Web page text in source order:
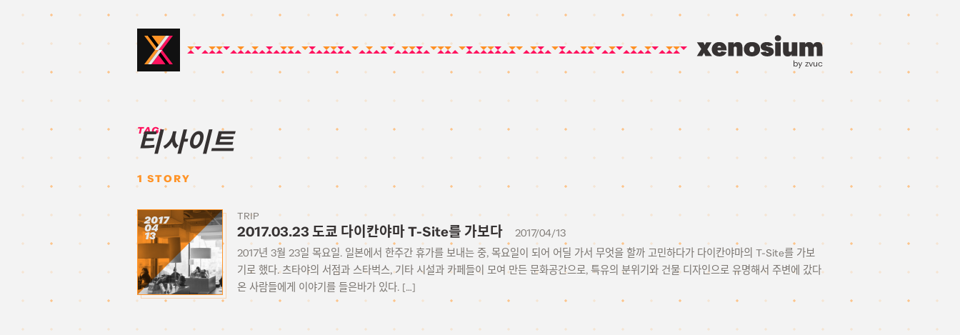
by zvuc
TAG:
티사이트
1 STORY
2017
04
13
TRIP
2017.03.23 도쿄 다이칸야마 T-Site를 가보다
2017/04/13
2017년 3월 23일 목요일. 일본에서 한주간 휴가를 보내는 중, 목요일이 되어 어딜 가서 무엇을 할까 고민하다가 다이칸야마의 T-Site를 가보
기로 했다. 츠타야의 서점과 스타벅스, 기타 시설과 카페들이 모여 만든 문화공간으로, 특유의 분위기와 건물 디자인으로 유명해서 주변에 갔다
온 사람들에게 이야기를 들은바가 있다. […]